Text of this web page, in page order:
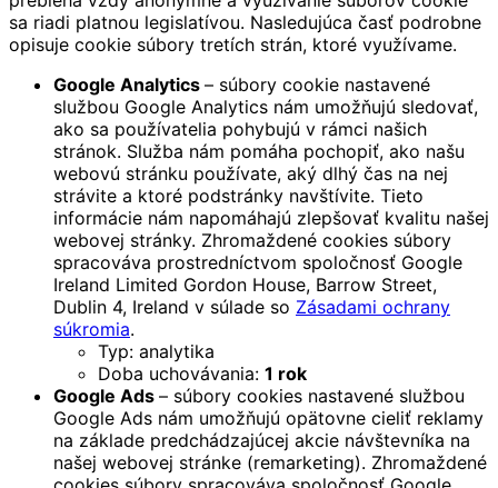
sa riadi platnou legislatívou. Nasledujúca časť podrobne
opisuje cookie súbory tretích strán, ktoré využívame.
Google Analytics – súbory cookie nastavené
službou Google Analytics nám umožňujú sledovať,
ako sa používatelia pohybujú v rámci našich
stránok. Služba nám pomáha pochopiť, ako našu
webovú stránku používate, aký dlhý čas na nej
strávite a ktoré podstránky navštívite. Tieto
informácie nám napomáhajú zlepšovať kvalitu našej
webovej stránky. Zhromaždené cookies súbory
spracováva prostredníctvom spoločnosť Google
Ireland Limited Gordon House, Barrow Street,
Dublin 4, Ireland v súlade so Zásadami ochrany
súkromia.
Typ: analytika
Doba uchovávania: 1 rok
Google Ads – súbory cookies nastavené službou
Google Ads nám umožňujú opätovne cieliť reklamy
na základe predchádzajúcej akcie návštevníka na
našej webovej stránke (remarketing). Zhromaždené